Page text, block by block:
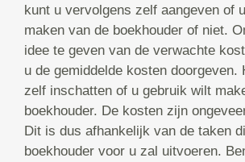
kunt u vervolgens zelf aangeven of
maken van de boekhouder of niet.
idee te geven van de verwachte
u de gemiddelde kosten doorgeven.
zelf inschatten of u gebruik wilt
boekhouder. De kosten zijn
Dit is dus afhankelijk van de taken
boekhouder voor u zal uitvoeren.